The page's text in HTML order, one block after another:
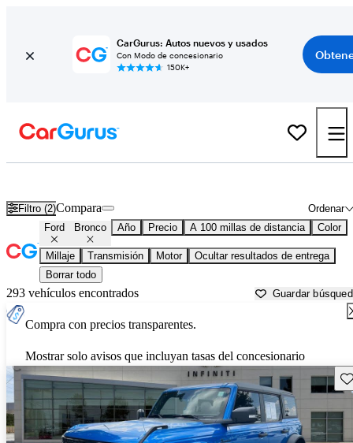
CarGurus: Autos nuevos y usados
Con Modo de concesionario
150K+
Filtro (2) Ordenar
Compara
Ford Bronco Año Precio A 100 millas de distancia Color
Millaje Transmisión Motor
Ocultar resultados de entrega
Borrar todo
293 vehículos encontrados Guardar
Compra con precios transparentes.
Mostrar solo avisos que incluyan tasas del concesionario